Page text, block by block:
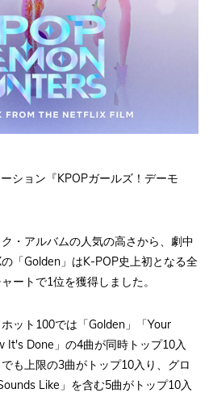
ション『KPOPガールズ！デーモ
・アルバムの人気の高さから、劇中
「Golden」はK-POP史上初となる全
ートで1位を獲得しました。
ット100では「Golden」「Your
It's Done」の4曲が同時トップ10入
も上限の3曲がトップ10入り、グロ
Like」を含む5曲がトップ10入